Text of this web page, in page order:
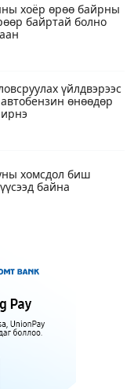
хоёр өрөө байрны
байртай болно
үйлдвэрээс
өнөөдөр
хомсдол биш
байна
хийнэ
бүртгэлийг энэ
зохион